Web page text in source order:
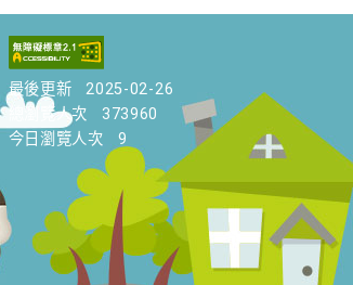
最後更新
2025-02-26
總瀏覽人次
373960
今日瀏覽人次
9